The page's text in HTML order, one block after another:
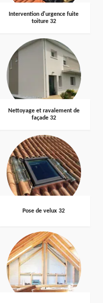
Intervention d'urgence fuite
toiture 32
Nettoyage et ravalement de
façade 32
Pose de velux 32